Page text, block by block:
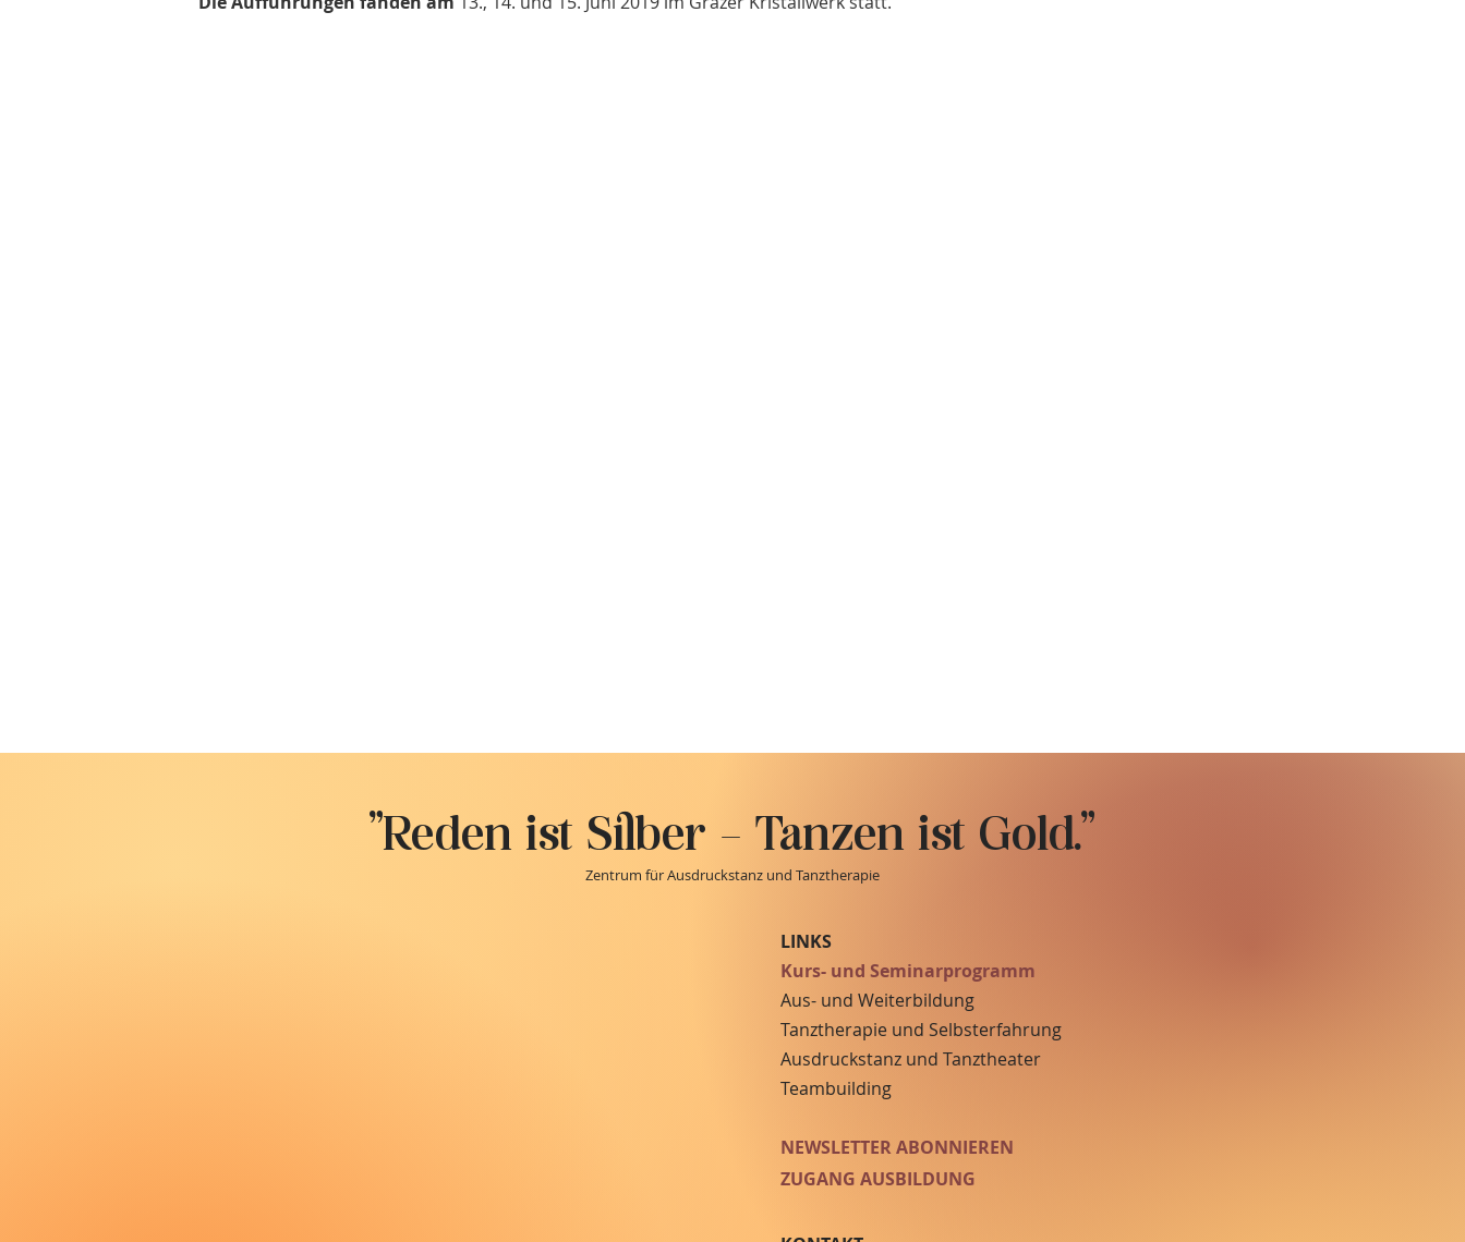
"Reden ist Silber - Tanzen ist Gold."
Zentrum für Ausdruckstanz und Tanztherapie
LINKS
Kurs- und Seminarprogramm
Aus- und Weiterbildung
Tanztherapie und Selbsterfahrung
Ausdruckstanz und Tanztheater
Teambuilding
NEWSLETTER ABONNIEREN
ZUGANG AUSBILDUNG